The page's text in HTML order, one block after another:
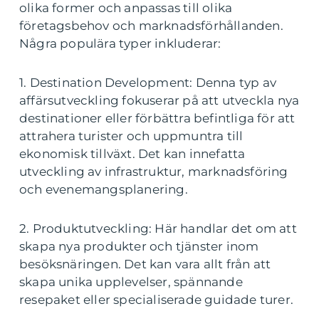
olika former och anpassas till olika
företagsbehov och marknadsförhållanden.
Några populära typer inkluderar:
1. Destination Development: Denna typ av
affärsutveckling fokuserar på att utveckla nya
destinationer eller förbättra befintliga för att
attrahera turister och uppmuntra till
ekonomisk tillväxt. Det kan innefatta
utveckling av infrastruktur, marknadsföring
och evenemangsplanering.
2. Produktutveckling: Här handlar det om att
skapa nya produkter och tjänster inom
besöksnäringen. Det kan vara allt från att
skapa unika upplevelser, spännande
resepaket eller specialiserade guidade turer.